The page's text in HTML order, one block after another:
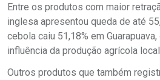
Entre os produtos com maior
inglesa apresentou queda de até
cebola caiu 51,18% em
influência da produção agrícola
Outros produtos que também